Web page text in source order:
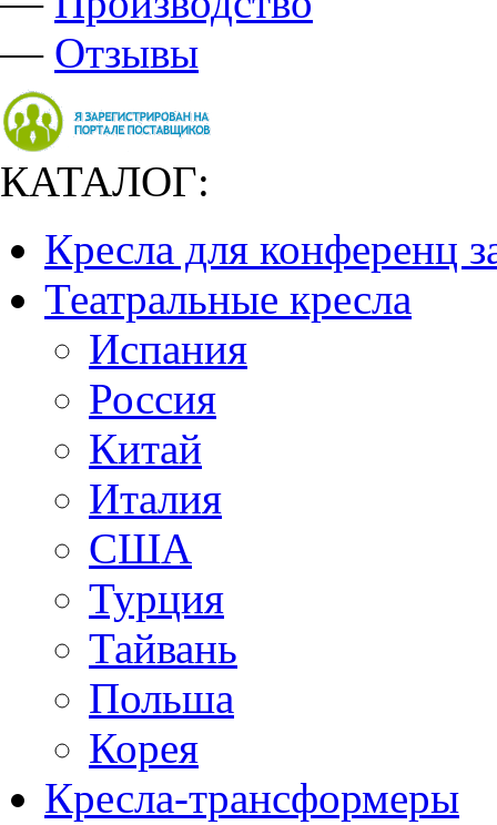
— Отзывы
КАТАЛОГ:
Кресла для конференц
Театральные кресла
Испания
Россия
Китай
Италия
США
Турция
Тайвань
Польша
Корея
Кресла-трансформеры